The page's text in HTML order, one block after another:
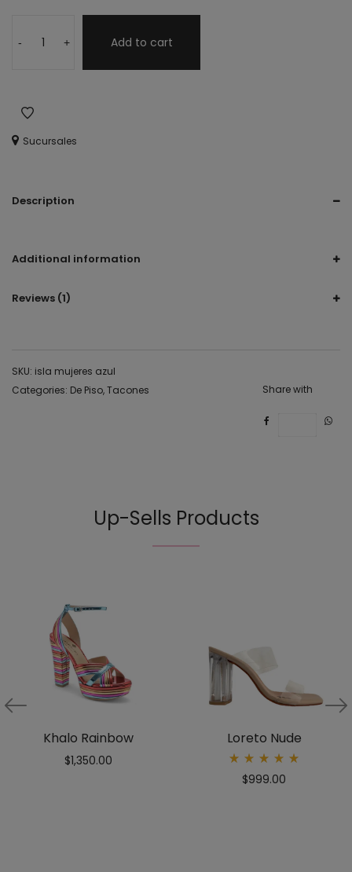
- + Add to cart
Sucursales
Description
Additional information
Reviews (1)
SKU: isla mujeres azul
Categories: De Piso,Tacones Share with
Up-Sells Products
Khalo Rainbow
$1,350.00
Loreto Nude
5.00
$999.00